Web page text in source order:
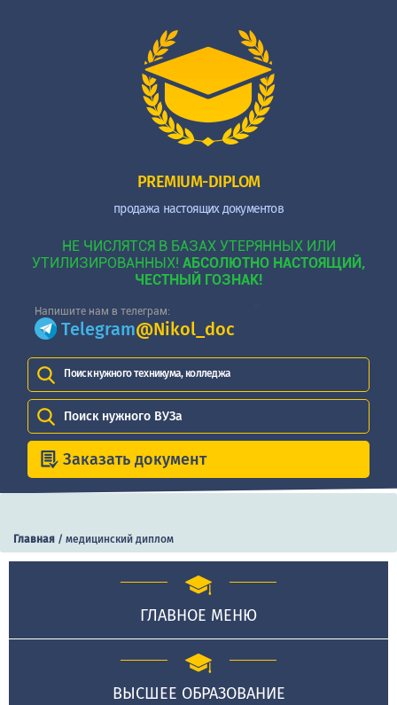
PREMIUM-DIPLOM
продажа настоящих документов
НЕ ЧИСЛЯТСЯ В БАЗАХ УТЕРЯННЫХ ИЛИ
УТИЛИЗИРОВАННЫХ! АБСОЛЮТНО НАСТОЯЩИЙ,
ЧЕСТНЫЙ ГОЗНАК!
Напишите нам в телеграм:
Telegram@Nikol_doc
Поиск нужного техникума, колледжа
Поиск нужного ВУЗа
Заказать документ
Главная / медицинский диплом
ГЛАВНОЕ МЕНЮ
ВЫСШЕЕ ОБРАЗОВАНИЕ